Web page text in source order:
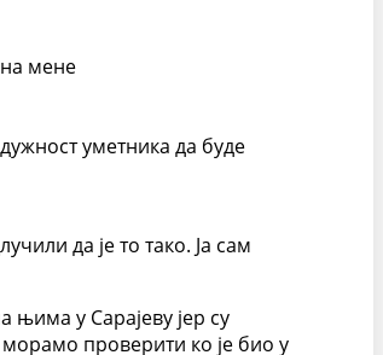
мене
уметника да буде
да је то тако. Ја сам
њима у Сарајеву јер су
проверити ко је био у